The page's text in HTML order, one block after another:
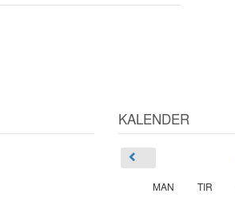
KALENDER
MAN TIR